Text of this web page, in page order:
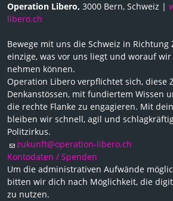
Operation Libero, 3000 Bern, Schweiz |
libero.ch
Bewege mit uns die Schweiz in Richtung
einzige, was vor uns liegt und worauf
nehmen können.
Operation Libero verpflichtet sich, diese
Denkanstössen, mit fundiertem Wissen
die rechte Flanke zu engagieren. Mit
bleiben wir schnell, agil und
Politzirkus.
zukunft@operation-libero.ch
Kontodaten / Spenden
Um die administrativen Aufwände
bitten wir dich nach Möglichkeit, die
zu nutzen.